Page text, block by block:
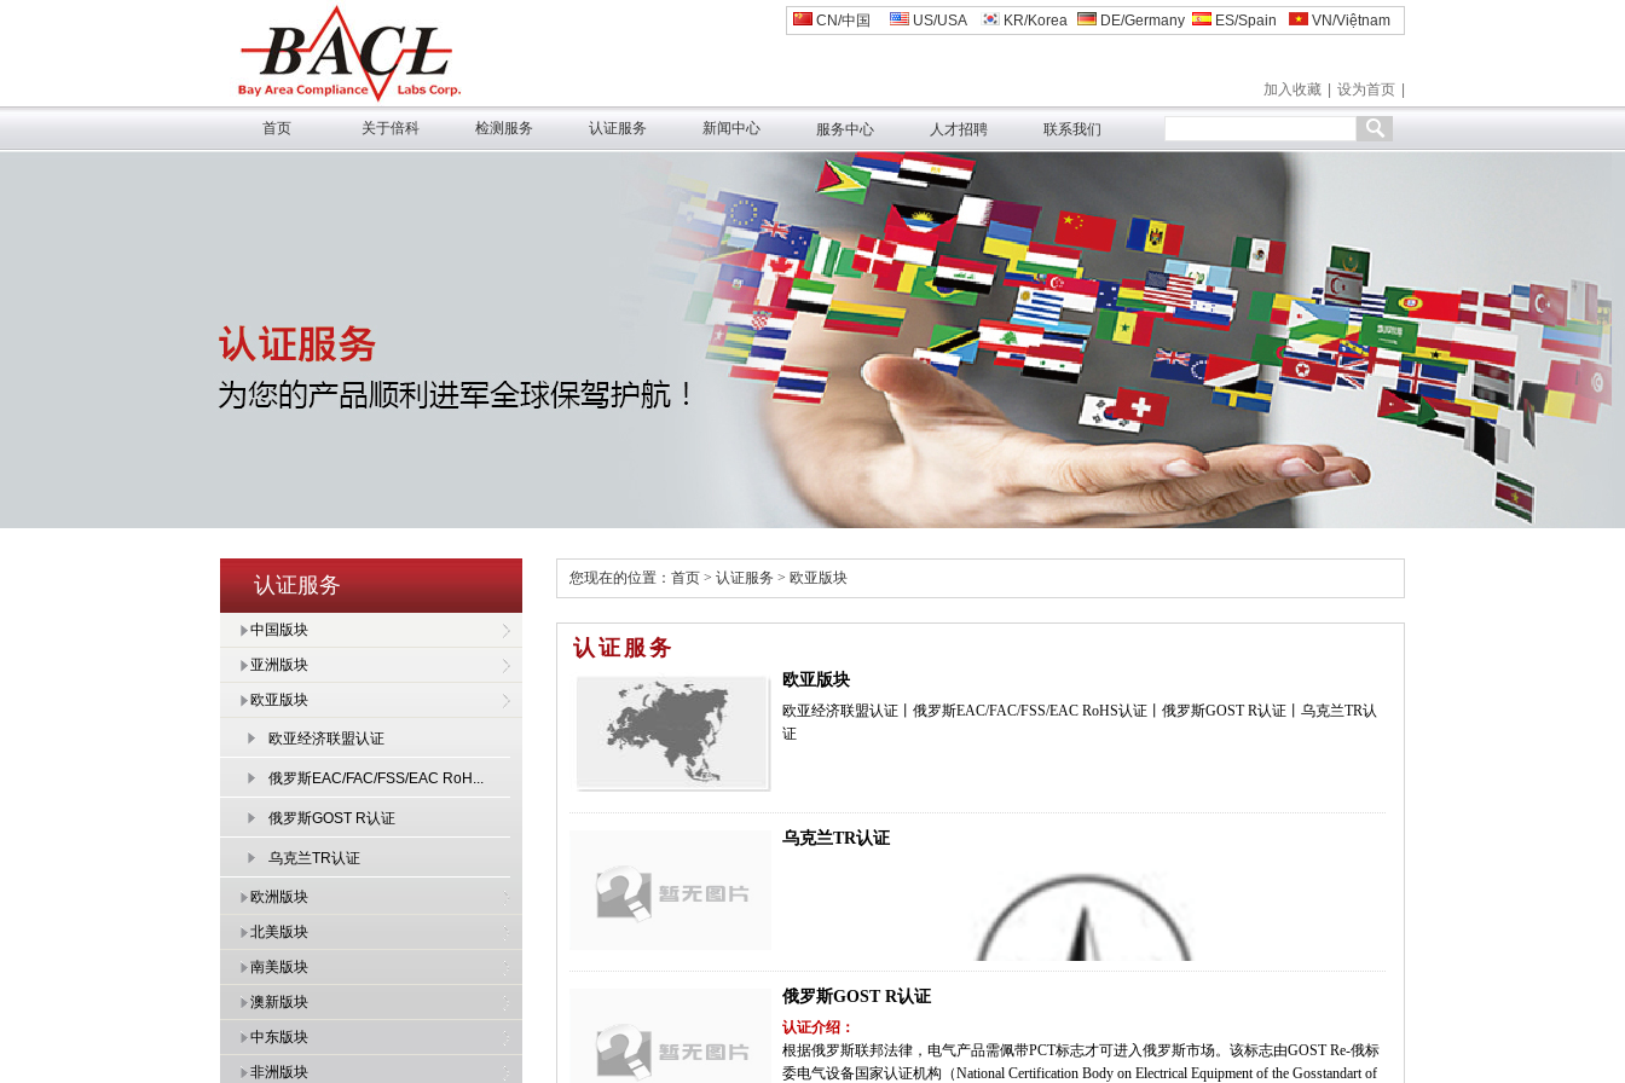
CN/中国 US/USA KR/Korea DE/Germany ES/Spain VN/Việtnam
设为首页
加入收藏
首页 关于倍科 检测服务 认证服务 新闻中心 服务中心 人才招聘 联系我们
认证服务
中国版块
亚洲版块
欧亚版块
欧亚经济联盟认证
俄罗斯EAC/FAC/FSS/EAC RoH...
俄罗斯GOST R认证
乌克兰TR认证
欧洲版块
北美版块
南美版块
澳新版块
中东版块
非洲版块
您现在的位置： 首页 > 认证服务 > 欧亚版块
认证服务
欧亚版块
欧亚经济联盟认证 俄罗斯EAC/FAC/FSS/EAC RoHS认证 俄罗斯GOST R认证
乌克兰TR认
证
乌克兰TR认证
俄罗斯GOST R认证
认证介绍：
根据俄罗斯联邦法律，电气产品需佩带PCT标志才可进入俄罗斯市场。该标志由GOST Re-俄标
委电气设备国家认证机构（National Certification Body on Electrical Equipment of the Gosstandart of